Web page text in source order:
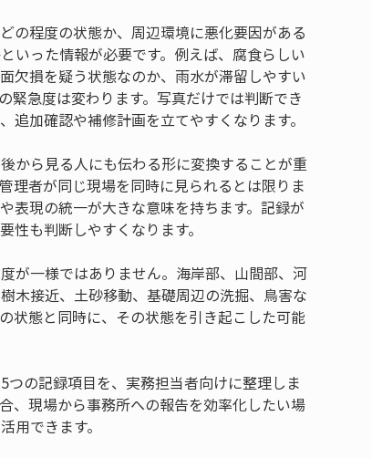
の程度の状態か、周辺環境に悪化要因がある
いった情報が必要です。例えば、腐食らしい
欠損を疑う状態なのか、雨水が滞留しやすい
緊急度は変わります。写真だけでは判断でき
加確認や補修計画を立てやすくなります。
から見る人にも伝わる形に変換することが重
理者が同じ現場を同時に見られるとは限りま
表現の統一が大きな意味を持ちます。記録が
も判断しやすくなります。
が一様ではありません。海岸部、山間部、河
木接近、土砂移動、基礎周辺の洗掘、鳥害な
状態と同時に、その状態を引き起こした可能
の記録項目を、実務担当者向けに整理しま
、現場から事務所への報告を効率化したい場
用できます。